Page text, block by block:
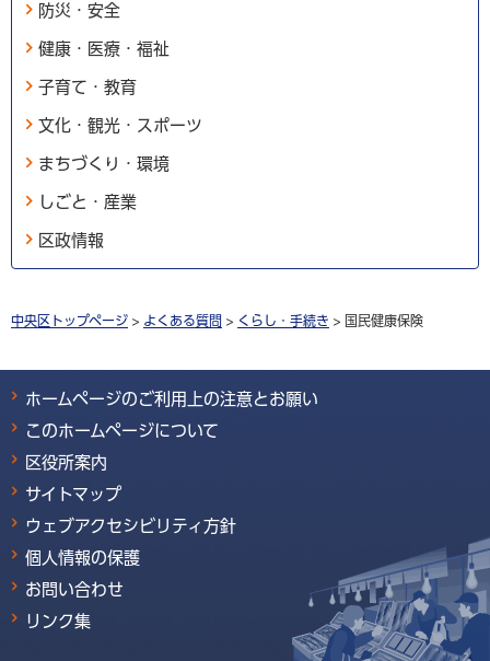
防災・安全
健康・医療・福祉
子育て・教育
文化・観光・スポーツ
まちづくり・環境
しごと・産業
区政情報
中央区トップページ > よくある質問 > くらし・手続き > 国民健康保険
ホームページのご利用上の注意とお願い
このホームページについて
区役所案内
サイトマップ
ウェブアクセシビリティ方針
個人情報の保護
お問い合わせ
リンク集